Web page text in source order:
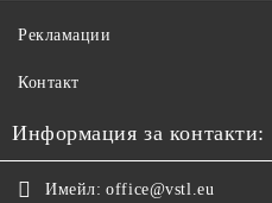
Рекламации
Контакт
Информация за контакти:
Имейл: office@vstl.eu